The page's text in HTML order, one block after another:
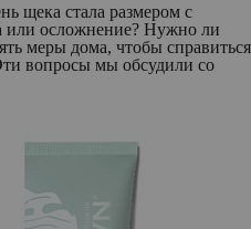
щека стала размером с
или осложнение? Нужно ли
меры дома, чтобы справиться
вопросы мы обсудили со